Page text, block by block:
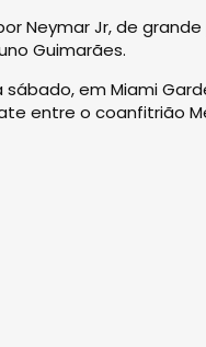
Neymar Jr, de
Guimarães.
em Miami
entre o coanfitrião